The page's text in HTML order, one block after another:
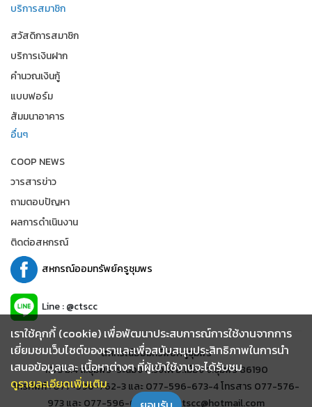
บริการสมาชิก
สวัสดิการสมาชิก
บริการเงินฝาก
คำนวณเงินกู้
แบบฟอร์ม
สัมมนาอาคาร
อื่นๆ
COOP NEWS
วารสารข่าว
ถามตอบปัญหา
ผลการดำเนินงาน
ติดต่อสหกรณ์
สหกรณ์ออมทรัพย์ครูชุมพร
Line : @ctscc
สหกรณ์ออมทรัพย์ครูชุมพร
19/3 ม.4 ถ.ชุมพร-ระนอง ต.วังไผ่ อ.เมือง จ.ชุมพร 86190
โทรศัพท์ : 077-596-762-3 และ 077-596-673-4 โทรสาร 077-576-
973 และ 077-596-678 อีเมล์ : ctscc@hotmail.com
เราใช้คุกกี้ (cookie) เพื่อพัฒนาประสบการณ์การใช้งานจากการ
เยี่ยมชมเว็บไซต์ของเราและเพื่อสนับสนุนประสิทธิภาพในการนำ
เสนอข้อมูลและ เนื้อหาต่างๆ ที่ผู้เข้าใช้งานจะได้รับชม
ดูรายละเอียดเพิ่มเติม